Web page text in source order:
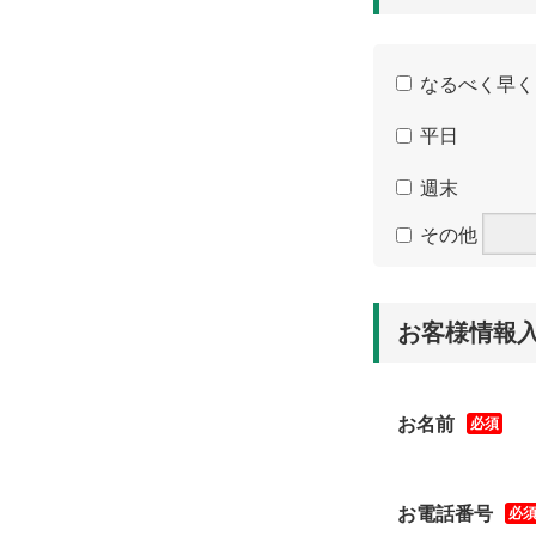
なるべく早く
平日
週末
その他
お客様情報
お名前 必須
お電話番号 必須